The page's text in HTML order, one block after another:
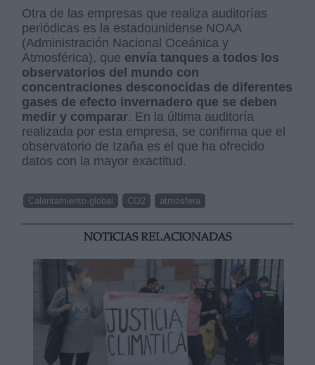
Otra de las empresas que realiza auditorías
periódicas es la estadounidense NOAA
(Administración Nacional Oceánica y
Atmosférica), que envía tanques a todos los
observatorios del mundo con
concentraciones desconocidas de diferentes
gases de efecto invernadero que se deben
medir y comparar. En la última auditoría
realizada por esta empresa, se confirma que el
observatorio de Izaña es el que ha ofrecido
datos con la mayor exactitud.
Calentamiento global CO2 atmósfera
NOTICIAS RELACIONADAS